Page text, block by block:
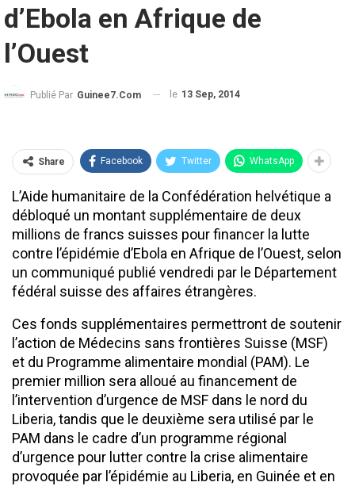
d’Ebola en Afrique de
l’Ouest
Publié Par Guinee7.com le 13 Sep, 2014
Share Facebook Twitter WhatsApp
L’Aide humanitaire de la Confédération helvétique a
débloqué un montant supplémentaire de deux
millions de francs suisses pour financer la lutte
contre l’épidémie d’Ebola en Afrique de l’Ouest, selon
un communiqué publié vendredi par le Département
fédéral suisse des affaires étrangères.
Ces fonds supplémentaires permettront de soutenir
l’action de Médecins sans frontières Suisse (MSF)
et du Programme alimentaire mondial (PAM). Le
premier million sera alloué au financement de
l’intervention d’urgence de MSF dans le nord du
Liberia, tandis que le deuxième sera utilisé par le
PAM dans le cadre d’un programme régional
d’urgence pour lutter contre la crise alimentaire
provoquée par l’épidémie au Liberia, en Guinée et en